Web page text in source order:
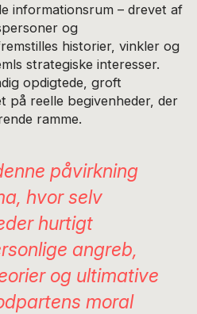
informationsrum – drevet af
og
historier, vinkler og
strategiske interesser.
opdigtede, groft
på reelle begivenheder, der
ramme.
påvirkning
hvor selv
hurtigt
angreb,
og ultimative
moral